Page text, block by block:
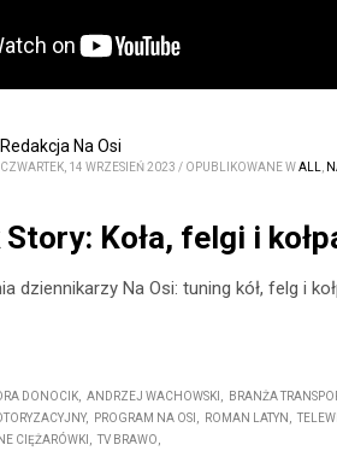
Redakcja Na Osi
CZWARTEK, 14 WRZESIEŃ 2023 / OPUBLIKOWANE WALL
Koła, felgi i
dziennikarzy Na Osi: tuning kół, felg i
DONOCIK ANDRZEJ WACHOWSKI BRANŻA
PROGRAM NA OSI ROMAN LATYN
CIĘŻARÓWKI
TV BRAWO